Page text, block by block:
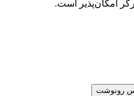
امکان‌پذیر است.
رونوشت